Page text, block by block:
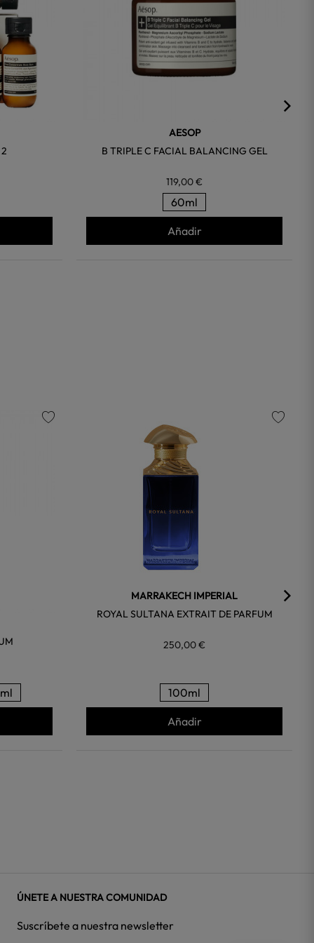
AESOP
B TRIPLE C FACIAL BALANCING GEL
119,00 €
60ml
Añadir
MARRAKECH IMPERIAL
ROYAL SULTANA EXTRAIT DE PARFUM
250,00 €
100ml
Añadir
ÚNETE A NUESTRA COMUNIDAD
Suscríbete a nuestra newsletter